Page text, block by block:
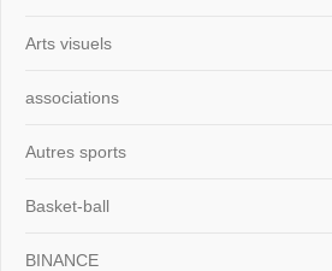
Arts visuels
associations
Autres sports
Basket-ball
BINANCE